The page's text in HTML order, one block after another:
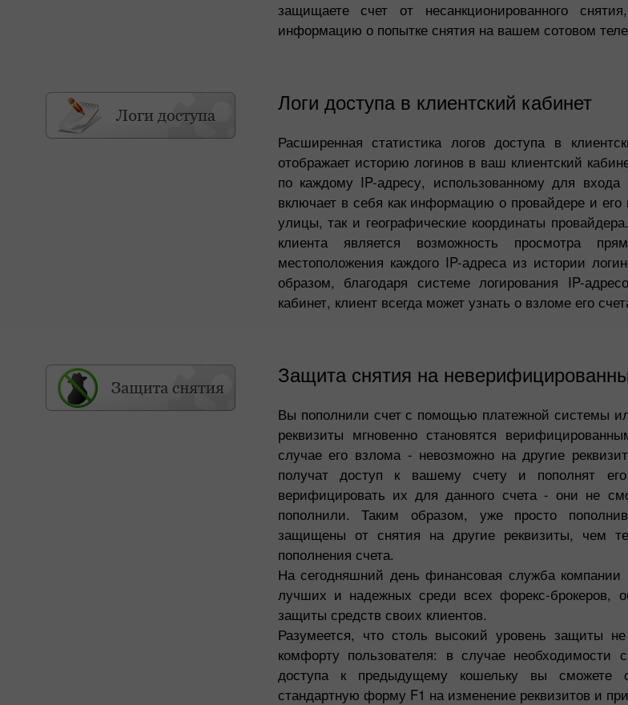
защищаете счет от несанкционированного
информацию о попытке снятия на вашем сотовом
Логи доступа в клиентский кабинет
Расширенная статистика логов доступа в
отображает историю логинов в ваш клиентский
по каждому IP-адресу, использованному для
включает в себя как информацию о провайдере и
улицы, так и географические координаты
клиента является возможность просмотра
местоположения каждого IP-адреса из истории
образом, благодаря системе логирования IP-
кабинет, клиент всегда может узнать о взломе его
Защита снятия на
Вы пополнили счет с помощью платежной системы
реквизиты мгновенно становятся
случае его взлома - невозможно на другие
получат доступ к вашему счету и пополнят
верифицировать их для данного счета - они не
пополнили. Таким образом, уже просто
защищены от снятия на другие реквизиты, чем
пополнения счета.
На сегодняшний день финансовая служба компании
лучших и надежных среди всех форекс-брокеров,
защиты средств своих клиентов.
Разумеется, что столь высокий уровень защиты
комфорту пользователя: в случае необходимости
доступа к предыдущему кошельку вы сможете
стандартную форму F1 на изменение реквизитов и
Бонус 30%